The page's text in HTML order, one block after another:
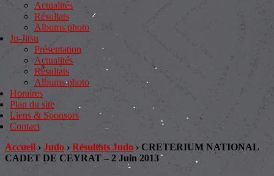
Actualités
Résultats
Albums photo
Ju-Jitsu
Présentation
Actualités
Résultats
Albums photo
Horaires
Plan du site
Liens & Sponsors
Contact
Accueil › Judo › Résultats Judo › CRETERIUM NATIONAL
CADET DE CEYRAT – 2 Juin 2013